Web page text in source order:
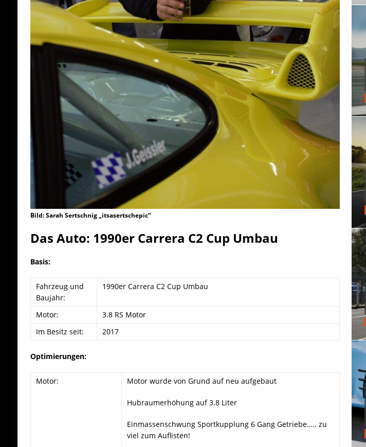
Bild: Sarah Sertschnig „itsasertschepic“
Das Auto: 1990er Carrera C2 Cup Umbau
Basis:
Fahrzeug und
Baujahr:
1990er Carrera C2 Cup Umbau
Motor:
3.8 RS Motor
Im Besitz seit:
2017
Optimierungen:
Motor: Motor wurde von Grund auf neu aufgebaut
Hubraumerhöhung auf 3.8 Liter
Einmassenschwung Sportkupplung 6 Gang Getriebe….. zu
viel zum Auflisten!